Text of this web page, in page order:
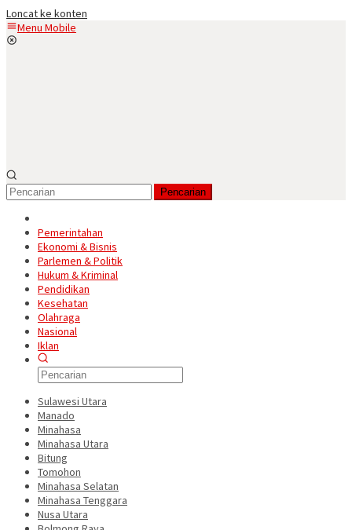
Loncat ke konten
Menu Mobile
Pencarian
Pemerintahan
Ekonomi & Bisnis
Parlemen & Politik
Hukum & Kriminal
Pendidikan
Kesehatan
Olahraga
Nasional
Iklan
Sulawesi Utara
Manado
Minahasa
Minahasa Utara
Bitung
Tomohon
Minahasa Selatan
Minahasa Tenggara
Nusa Utara